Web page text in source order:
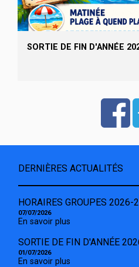
SORTIE DE FIN D'ANNÉE
DERNIÈRES ACTUALITÉS
HORAIRES GROUPES 2026-
07/07/2026
En savoir plus
SORTIE DE FIN D'ANNÉE
01/07/2026
En savoir plus